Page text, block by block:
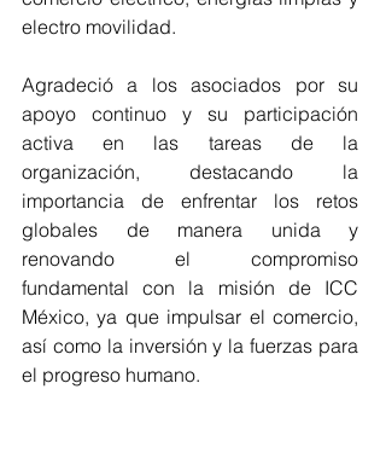
electro movilidad.
Agradeció a los asociados por su
apoyo continuo y su participación
activa en las tareas de la
organización, destacando la
importancia de enfrentar los retos
globales de manera unida y
renovando el compromiso
fundamental con la misión de ICC
México, ya que impulsar el comercio,
así como la inversión y la fuerzas para
el progreso humano.